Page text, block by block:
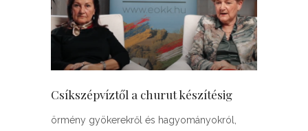
Csíkszépvíztől a churut készítésig
örmény gyökerekről és hagyományokról,